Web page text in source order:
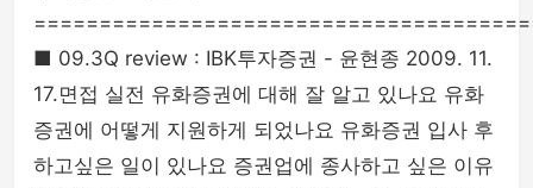
■ 09.3Q review : IBK투자증권 - 윤현종 2009. 11.
17.면접 실전 유화증권에 대해 잘 알고 있나요 유화
증권에 어떻게 지원하게 되었나요 유화증권 입사 후
하고싶은 일이 있나요 증권업에 종사하고 싶은 이유